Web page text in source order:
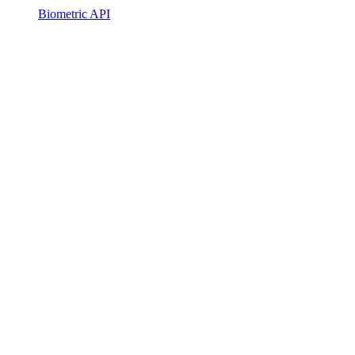
Biometric API